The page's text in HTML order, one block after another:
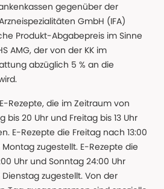
gegenüber der
GmbH (IFA)
Produkt-Abgabepreis im Sinne
AMG, der von der KK im
abzüglich 5 % an die
Rezepte, die im Zeitraum von
bis 20 Uhr und Freitag bis 13 Uhr
E-Rezepte die Freitag nach 13:00
zugestellt. E-Rezepte die
Uhr und Sonntag 24:00 Uhr
zugestellt. Von der